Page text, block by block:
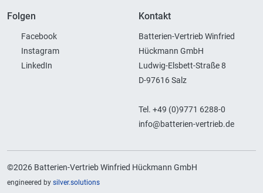
Folgen
Facebook
Instagram
LinkedIn
Kontakt
Batterien-Vertrieb Winfried
Hückmann GmbH
Ludwig-Elsbett-Straße 8
D-97616 Salz
Tel. +49 (0)9771 6288-0
info@batterien-vertrieb.de
©2026 Batterien-Vertrieb Winfried Hückmann GmbH
engineered by silver.solutions